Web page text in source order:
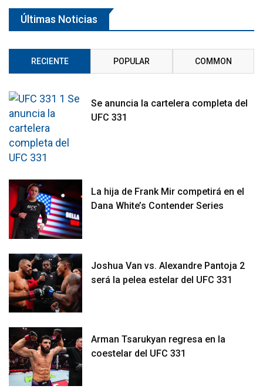
Últimas Noticias
RECIENTE POPULAR COMMON
Se anuncia la cartelera completa del
UFC 331
La hija de Frank Mir competirá en el
Dana White’s Contender Series
Joshua Van vs. Alexandre Pantoja 2
será la pelea estelar del UFC 331
Arman Tsarukyan regresa en la
coestelar del UFC 331